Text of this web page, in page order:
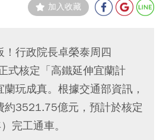
加入收藏
！行政院長卓榮泰周四
式核定「高鐵延伸宜蘭計
玩成真。根據交通部資訊，
約3521.75億元，預計於核定
完工通車。